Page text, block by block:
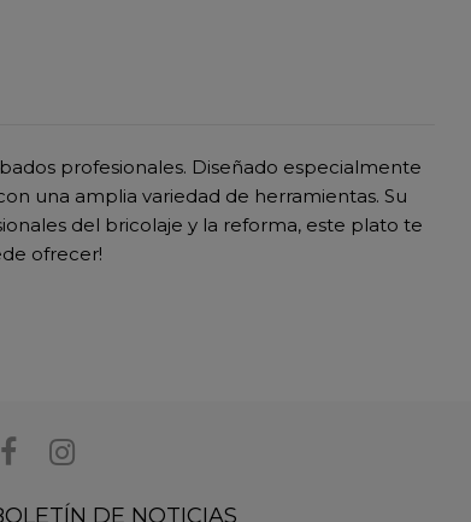
profesionales. Diseñado especialmente
una amplia variedad de herramientas. Su
del bricolaje y la reforma, este plato te
ofrecer!
DE NOTICIAS